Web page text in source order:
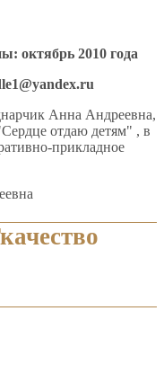
октябрь 2010 года
Анна Андреевна,
отдаю детям" , в
прикладное